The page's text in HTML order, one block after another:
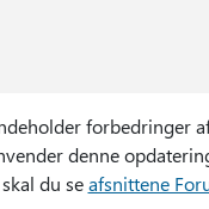
forbedringer
denne
du seafsnittene